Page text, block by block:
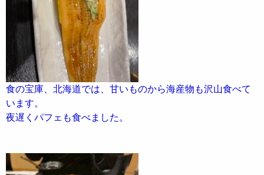
食の宝庫、北海道では、甘いものから海産物も沢山食べて
います。
夜遅くパフェも食べました。